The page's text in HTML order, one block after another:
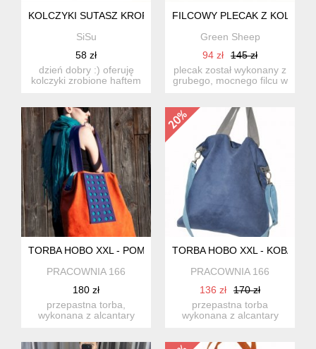
KOLCZYKI SUTASZ KROPKI
SiSu
58 zł
dzień dobry :) oferuję
kolczyki zrobione haftem
FILCOWY PLECAK Z
Green Sheep
94 zł
145 zł
plecak został wykonany z
grubego, mocnego filcu w
TORBA HOBO XXL - POMARAŃCZ,FIOLET, SZMARAGD
PRACOWNIA 166
180 zł
przepastna torba,
wykonana z alcantary
TORBA HOBO XXL - KOBALT,
PRACOWNIA 166
136 zł
170 zł
przepastna torba
wykonana z alcantary